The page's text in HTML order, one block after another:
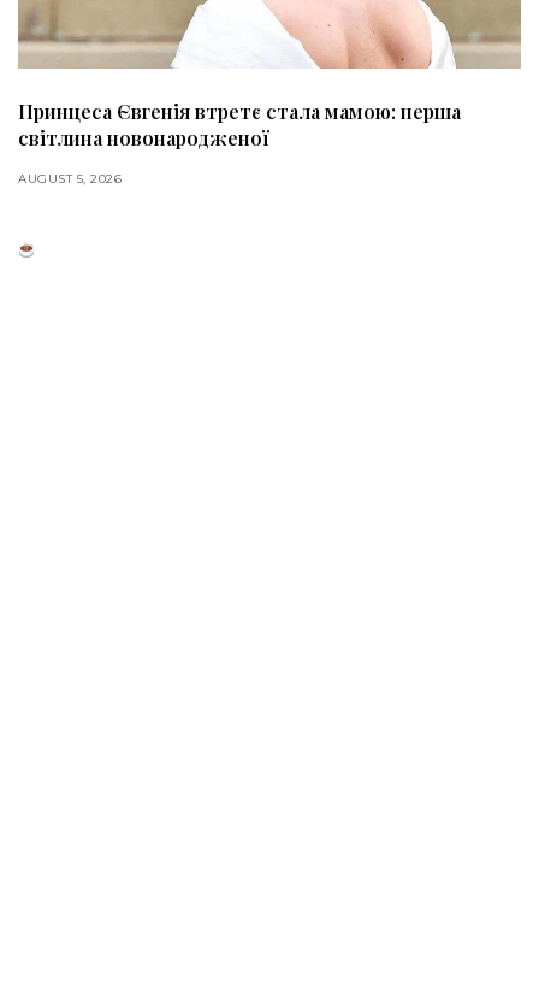
Принцеса Євгенія втретє стала мамою: перша
світлина новонародженої
AUGUST 5, 2026